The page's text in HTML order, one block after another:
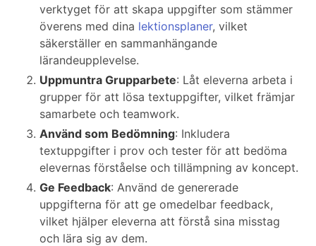
verktyget för att skapa uppgifter som stämmer
överens med dina lektionsplaner, vilket
säkerställer en sammanhängande
lärandeupplevelse.
Uppmuntra Grupparbete: Låt eleverna arbeta i
grupper för att lösa textuppgifter, vilket främjar
samarbete och teamwork.
Använd som Bedömning: Inkludera
textuppgifter i prov och tester för att bedöma
elevernas förståelse och tillämpning av koncept.
Ge Feedback: Använd de genererade
uppgifterna för att ge omedelbar feedback,
vilket hjälper eleverna att förstå sina misstag
och lära sig av dem.